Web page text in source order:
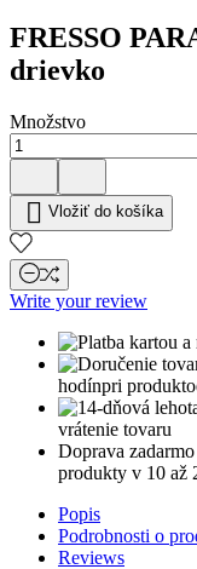
FRESSO
drievko
Množstvo
 Vložiť do košíka
Write your review
hodínpri
vrátenie tovaru
Doprava
produkty v 10 až
Popis
Podrobnosti o
Reviews